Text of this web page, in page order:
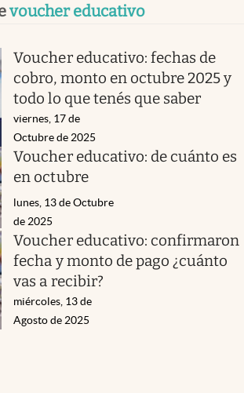
voucher educativo
Voucher educativo: fechas de
cobro, monto en octubre 2025 y
todo lo que tenés que saber
viernes, 17 de
Octubre de 2025
Voucher educativo: de cuánto es
en octubre
lunes, 13 de Octubre
de 2025
Voucher educativo: confirmaron
fecha y monto de pago ¿cuánto
vas a recibir?
miércoles, 13 de
Agosto de 2025